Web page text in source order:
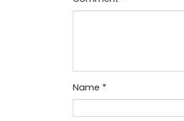
Name *